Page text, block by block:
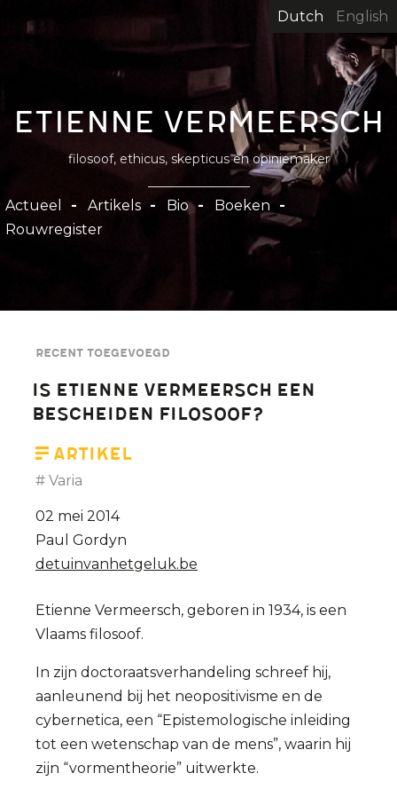
inhoud
gaan
Dutch English
Etienne Vermeersch
filosoof, ethicus, skepticus en opiniemaker
Hoofdnavigatie
Actueel Artikels Bio
Boeken
Rouwregister
Recent toegevoegd
Is Etienne Vermeersch een
bescheiden filosoof?
Artikel
Varia
02 mei 2014
Paul Gordyn
detuinvanhetgeluk.be
Etienne Vermeersch, geboren in 1934, is een
Vlaams filosoof.
In zijn doctoraatsverhandeling schreef hij,
aanleunend bij het neopositivisme en de
cybernetica, een “Epistemologische inleiding
tot een wetenschap van de mens”, waarin hij
zijn “vormentheorie” uitwerkte.